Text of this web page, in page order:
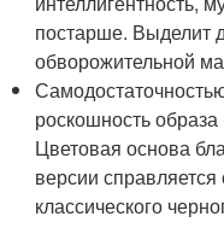
постарше. Выделит
обворожительной
роскошность
Цветовая основа
версии
классического